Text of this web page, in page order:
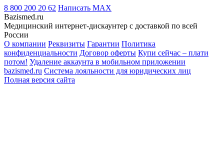
8 800 200 20 62 Написать MAX
Bazismed.ru
Медицинский интернет-дискаунтер с доставкой по всей
России
О компании Реквизиты Гарантии Политика
конфиденциальности Договор оферты Купи сейчас – плати
потом! Удаление аккаунта в мобильном приложении
bazismed.ru Система лояльности для юридических лиц
Полная версия сайта